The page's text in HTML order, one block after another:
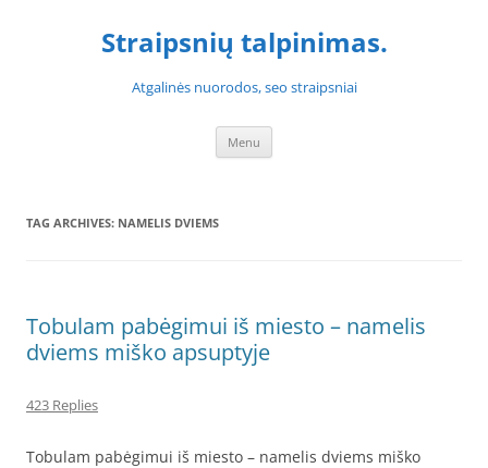
Straipsnių talpinimas.
Atgalinės nuorodos, seo straipsniai
Menu
TAG ARCHIVES: NAMELIS DVIEMS
Tobulam pabėgimui iš miesto – namelis
dviems miško apsuptyje
423 Replies
Tobulam pabėgimui iš miesto – namelis dviems miško